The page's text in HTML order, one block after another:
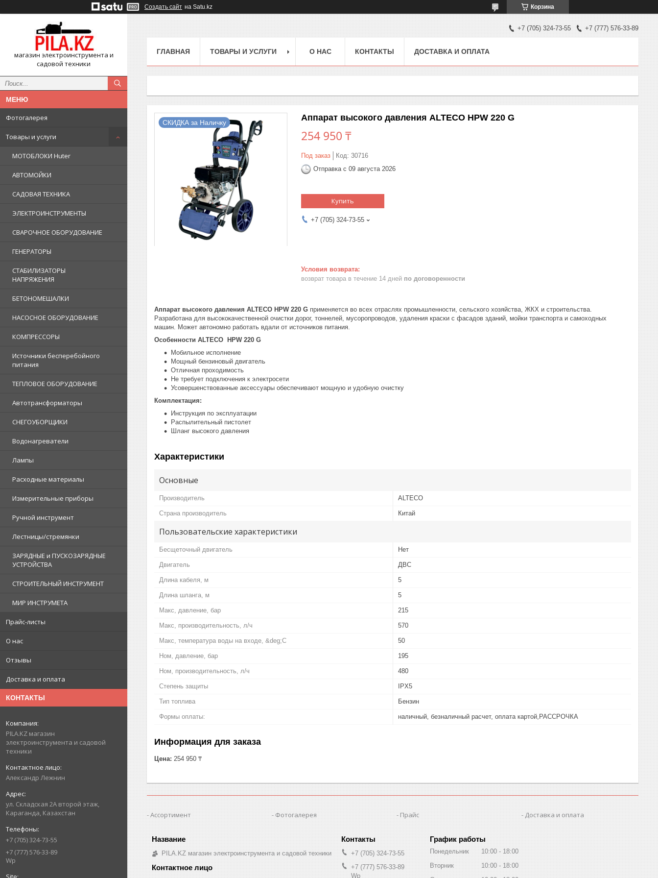
Создать сайт на Satu.kz Корзина
магазин электроинструмента и
садовой техники
Фотогалерея
Товары и услуги
МОТОБЛОКИ Huter
АВТОМОЙКИ
САДОВАЯ ТЕХНИКА
ЭЛЕКТРОИНСТРУМЕНТЫ
СВАРОЧНОЕ ОБОРУДОВАНИЕ
ГЕНЕРАТОРЫ
СТАБИЛИЗАТОРЫ
НАПРЯЖЕНИЯ
БЕТОНОМЕШАЛКИ
НАСОСНОЕ ОБОРУДОВАНИЕ
КОМПРЕССОРЫ
Источники бесперебойного
питания
ТЕПЛОВОЕ ОБОРУДОВАНИЕ
Автотрансформаторы
СНЕГОУБОРЩИКИ
Водонагреватели
Лампы
Расходные материалы
Измерительные приборы
Ручной инструмент
Лестницы/стремянки
ЗАРЯДНЫЕ и ПУСКОЗАРЯДНЫЕ
УСТРОЙСТВА
СТРОИТЕЛЬНЫЙ ИНСТРУМЕНТ
МИР ИНСТРУМЕТА
Прайс-листы
О нас
Отзывы
Доставка и оплата
КОНТАКТЫ
PILA.KZ магазин
электроинструмента и садовой
техники
Александр Лежнин
ул. Складская 2А второй этаж,
Караганда, Казахстан
+7 (705) 324-73-55
+7 (777) 576-33-89
Wp
+7 (705) 324-73-55 +7 (777) 576-33-89
ГЛАВНАЯ ТОВАРЫ И УСЛУГИ О НАС КОНТАКТЫ ДОСТАВКА И ОПЛАТА
СКИДКА за Наличку Аппарат высокого давления ALTECO HPW 220 G
254 950 ₸
Под заказ Код: 30716
Отправка с 09 августа 2026
Купить
+7 (705) 324-73-55
возврат товара в течение 14 дней по договоренности
Аппарат высокого давления ALTECO HPW 220 G применяется во всех отраслях промышленности, сельского хозяйства, ЖКХ и строительства.
Разработана для высококачественной очистки дорог, тоннелей, мусоропроводов, удаления краски с фасадов зданий, мойки транспорта и самоходных
машин. Может автономно работать вдали от источников питания.
Особенности ALTECO HPW 220 G
Мобильное исполнение
Мощный бензиновый двигатель
Отличная проходимость
Не требует подключения к электросети
Усовершенствованные аксессуары обеспечивают мощную и удобную очистку
Комплектация:
Инструкция по эксплуатации
Распылительный пистолет
Шланг высокого давления
Характеристики
Основные
Производитель ALTECO
Страна производитель Китай
Пользовательские характеристики
Бесщеточный двигатель Нет
Двигатель ДВС
Длина кабеля, м 5
Длина шланга, м 5
Макс, давление, бар 215
Макс, производительность, л/ч 570
Макс, температура воды на входе, &deg;С 50
Ном, давление, бар 195
Ном, производительность, л/ч 480
Степень защиты IPX5
Тип топлива Бензин
Формы оплаты: наличный, безналичный расчет, оплата картой,РАССРОЧКА
Информация для заказа
Цена: 254 950 ₸
Ассортимент Фотогалерея Прайс Доставка и оплата
PILA.KZ магазин электроинструмента и садовой техники
+7 (705) 324-73-55
+7 (777) 576-33-89
Wp
График работы
Понедельник 10:00
18:00
Вторник
10:00
18:00